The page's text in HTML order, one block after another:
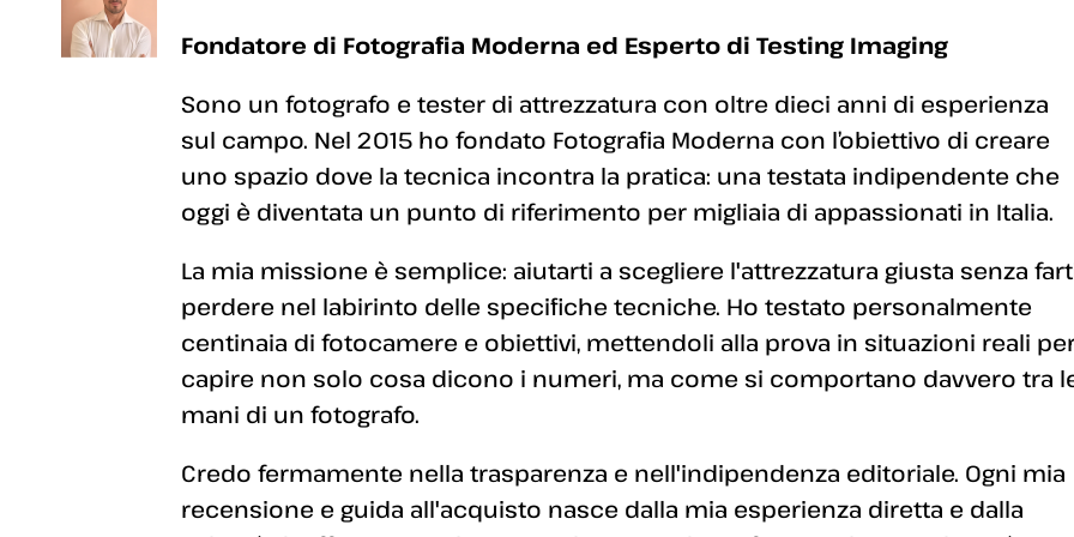
Fondatore di Fotografia Moderna ed Esperto di Testing Imaging
Sono un fotografo e tester di attrezzatura con oltre dieci anni di esperienza
sul campo. Nel 2015 ho fondato Fotografia Moderna con l’obiettivo di creare
uno spazio dove la tecnica incontra la pratica: una testata indipendente che
oggi è diventata un punto di riferimento per migliaia di appassionati in Italia.
La mia missione è semplice: aiutarti a scegliere l'attrezzatura giusta senza
perdere nel labirinto delle specifiche tecniche. Ho testato personalmente
centinaia di fotocamere e obiettivi, mettendoli alla prova in situazioni reali
capire non solo cosa dicono i numeri, ma come si comportano davvero tra
mani di un fotografo.
Credo fermamente nella trasparenza e nell'indipendenza editoriale. Ogni mia
recensione e guida all'acquisto nasce dalla mia esperienza diretta e dalla